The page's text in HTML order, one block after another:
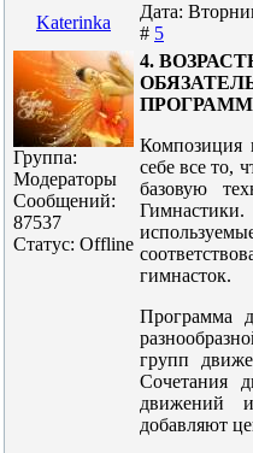
Katerinka
Дата:
# 5
Группа:
Модераторы
Сообщений:
87537
Статус: Offline
4.
Композиция
себе все то,
базовую
гимнасток.
Программа
групп
Сочетания
движений
добавляют